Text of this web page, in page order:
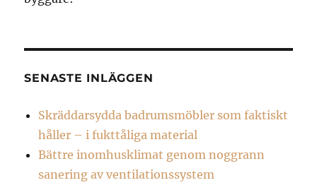
SENASTE INLÄGGEN
Skräddarsydda badrumsmöbler som faktiskt
håller – i fukttåliga material
Bättre inomhusklimat genom noggrann
sanering av ventilationssystem